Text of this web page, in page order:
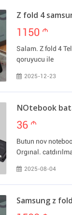
Z fold 4
1150 m
Salam. Z fold 4
qoruyucu ile
2025-12-23
NOtebook
36 m
Butun nov
Orgınal.
2025-08-04
Samsung z